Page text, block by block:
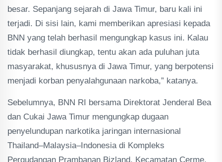
besar. Sepanjang sejarah di Jawa Timur, baru kali ini
terjadi. Di sisi lain, kami memberikan apresiasi kepada
BNN yang telah berhasil mengungkap kasus ini. Kalau
tidak berhasil diungkap, tentu akan ada puluhan juta
masyarakat, khususnya di Jawa Timur, yang berpotensi
menjadi korban penyalahgunaan narkoba,” katanya.
Sebelumnya, BNN RI bersama Direktorat Jenderal Bea
dan Cukai Jawa Timur mengungkap dugaan
penyelundupan narkotika jaringan internasional
Thailand–Malaysia–Indonesia di Kompleks
Pergudangan Prambanan Bizland, Kecamatan Cerme,